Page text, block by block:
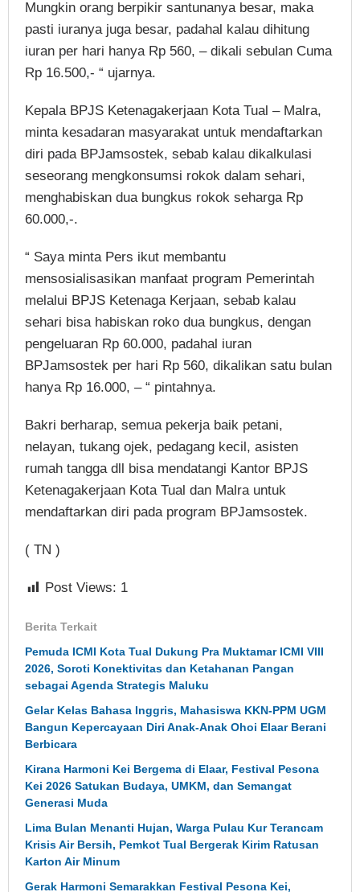
Mungkin orang berpikir santunanya besar, maka
pasti iuranya juga besar, padahal kalau dihitung
iuran per hari hanya Rp 560, – dikali sebulan Cuma
Rp 16.500,- “ ujarnya.
Kepala BPJS Ketenagakerjaan Kota Tual – Malra,
minta kesadaran masyarakat untuk mendaftarkan
diri pada BPJamsostek, sebab kalau dikalkulasi
seseorang mengkonsumsi rokok dalam sehari,
menghabiskan dua bungkus rokok seharga Rp
60.000,-.
“ Saya minta Pers ikut membantu
mensosialisasikan manfaat program Pemerintah
melalui BPJS Ketenaga Kerjaan, sebab kalau
sehari bisa habiskan roko dua bungkus, dengan
pengeluaran Rp 60.000, padahal iuran
BPJamsostek per hari Rp 560, dikalikan satu bulan
hanya Rp 16.000, – “ pintahnya.
Bakri berharap, semua pekerja baik petani,
nelayan, tukang ojek, pedagang kecil, asisten
rumah tangga dll bisa mendatangi Kantor BPJS
Ketenagakerjaan Kota Tual dan Malra untuk
mendaftarkan diri pada program BPJamsostek.
( TN )
Post Views: 1
Berita Terkait
Pemuda ICMI Kota Tual Dukung Pra Muktamar ICMI VIII
2026, Soroti Konektivitas dan Ketahanan Pangan
sebagai Agenda Strategis Maluku
Gelar Kelas Bahasa Inggris, Mahasiswa KKN-PPM UGM
Bangun Kepercayaan Diri Anak-Anak Ohoi Elaar Berani
Berbicara
Kirana Harmoni Kei Bergema di Elaar, Festival Pesona
Kei 2026 Satukan Budaya, UMKM, dan Semangat
Generasi Muda
Lima Bulan Menanti Hujan, Warga Pulau Kur Terancam
Krisis Air Bersih, Pemkot Tual Bergerak Kirim Ratusan
Karton Air Minum
Gerak Harmoni Semarakkan Festival Pesona Kei,